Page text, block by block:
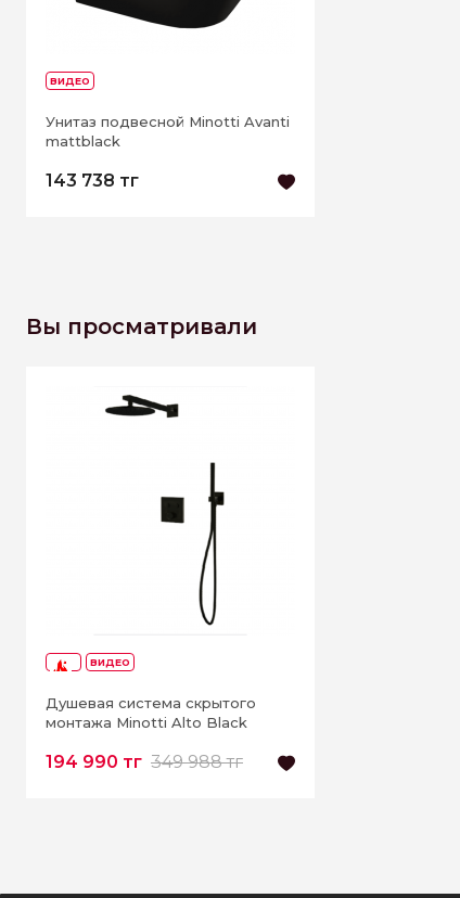
ВИДЕО
Унитаз подвесной Minotti Avanti
mattblack
143 738 тг
Вы просматривали
ВИДЕО
Душевая система скрытого
монтажа Minotti Alto Black
194 990 тг 349 988 тг